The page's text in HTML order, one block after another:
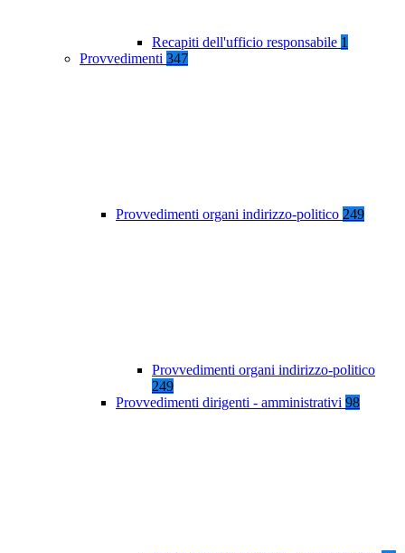
Recapiti dell'ufficio responsabile 1
Provvedimenti 347
Provvedimenti organi indirizzo-politico 249
Provvedimenti organi indirizzo-politico
249
Provvedimenti dirigenti - amministrativi 98